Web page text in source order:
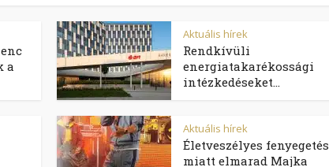
a
Aktuális hírek
Rendkívüli
energiatakarékossági
intézkedéseket...
Aktuális hírek
Életveszélyes fenyegetés
miatt elmarad Majka